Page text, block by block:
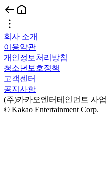
회사 소개
이용약관
개인정보처리방침
청소년보호정책
고객센터
공지사항
(주)카카오엔터테인먼트 사
© Kakao Entertainment Corp.